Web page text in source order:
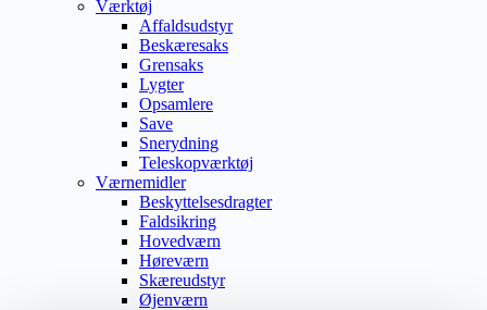
Værktøj
Affaldsudstyr
Beskæresaks
Grensaks
Lygter
Opsamlere
Save
Snerydning
Teleskopværktøj
Værnemidler
Beskyttelsesdragter
Faldsikring
Hovedværn
Høreværn
Skæreudstyr
Øjenværn